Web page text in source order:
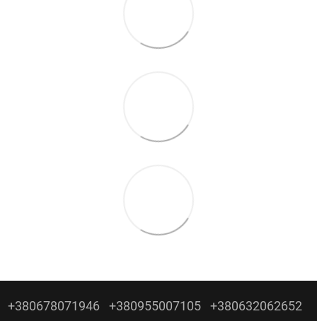
+380678071946 +380955007105 +380632062652